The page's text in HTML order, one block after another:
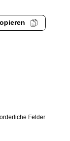
Felder